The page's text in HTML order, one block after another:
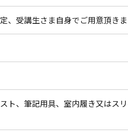
、受講生さま自身でご用意頂き
ト、筆記用具、室内履き又はス